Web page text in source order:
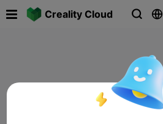
Creality Cloud  